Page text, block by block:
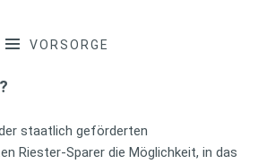
VORSORGE
staatlich geförderten
Riester-Sparer die Möglichkeit, in das